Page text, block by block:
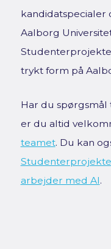
kandidatspecialer
Aalborg
trykt form på
Har du
er du altid
teamet. Du kan
arbejder med AI.